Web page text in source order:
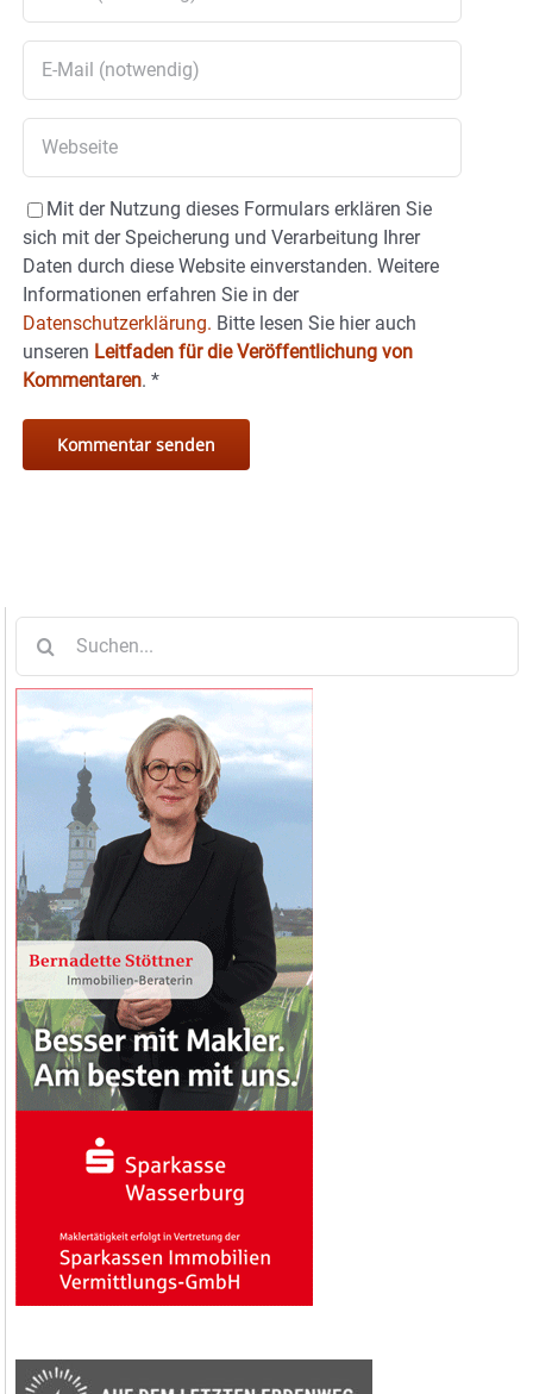
Mit der Nutzung dieses Formulars erklären Sie
sich mit der Speicherung und Verarbeitung Ihrer
Daten durch diese Website einverstanden. Weitere
Informationen erfahren Sie in der
Datenschutzerklärung. Bitte lesen Sie hier auch
unseren Leitfaden für die Veröffentlichung von
Kommentaren. *
nach: